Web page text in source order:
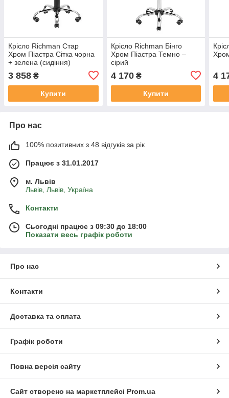
Крісло Richman Стар
Хром Піастра Сітка чорна
+ зелена (сидіння)
3 858 ₴
Купити
Крісло Richman Бінго
Хром Піастра Темно –
сірий
4 170₴
Купити
4
Про нас
100% позитивних з 48 відгуків за рік
Працює з 31.01.2017
м. Львів
Львів, Львів, Україна
Контакти
Сьогодні працює з 09:30 до 18:00
Показати весь графік роботи
Про нас
Контакти
Доставка та оплата
Графік роботи
Повна версія сайту
Сайт створено на маркетплейсі Prom.ua